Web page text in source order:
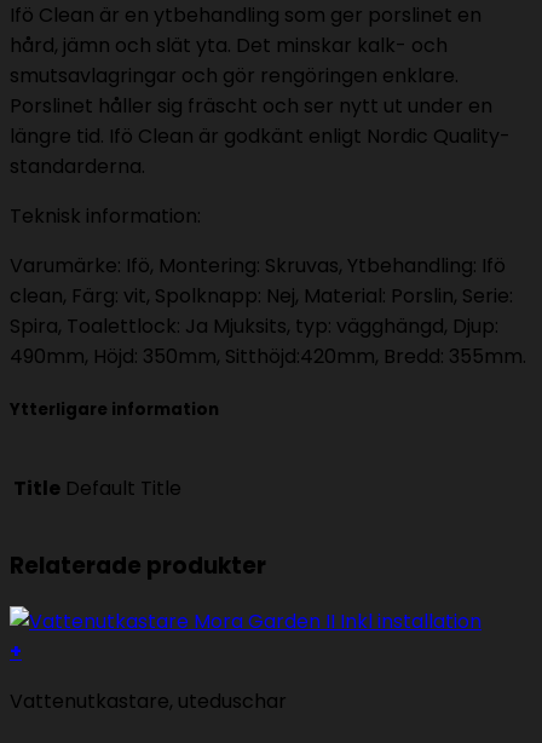
Ifö Clean är en ytbehandling som ger porslinet en
hård, jämn och slät yta. Det minskar kalk- och
smutsavlagringar och gör rengöringen enklare.
Porslinet håller sig fräscht och ser nytt ut under en
längre tid. Ifö Clean är godkänt enligt Nordic Quality-
standarderna.
Teknisk information:
Varumärke: Ifö, Montering: Skruvas, Ytbehandling: Ifö
clean, Färg: vit, Spolknapp: Nej, Material: Porslin, Serie:
Spira, Toalettlock: Ja Mjuksits, typ: vägghängd, Djup:
490mm, Höjd: 350mm, Sitthöjd:420mm, Bredd: 355mm.
Ytterligare information
Title Default Title
Relaterade produkter
+
Vattenutkastare, uteduschar